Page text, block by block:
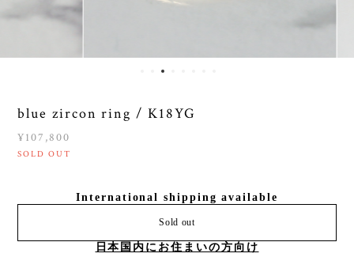
blue zircon ring / K18YG
¥107,800
SOLD OUT
International shipping available
Sold out
日本国内にお住まいの方向け